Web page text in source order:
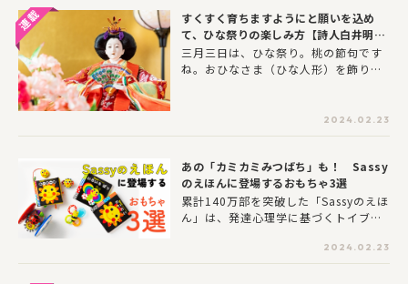
てください。
うちに幕を閉じました。「ヨメルバ」
は、新型車も数多くお披露目されたこ
のイベントを取材。その中からファミ
リー向けの推しキャンピングカー7台を
や、ハイエースといったバンに家具や
ベッドなどを配した「バンコン」をは
で、憧れのキャンピングカーの“今”を
のぞいてみてください！
すくすく育ちますようにと願いを込め
て、ひな祭りの楽しみ方【詩人白井明
大 子どもに教えたい！日本の風習】
三月三日は、ひな祭り。桃の節句です
ね。おひなさま（ひな人形）を飾り、
2024.02.23
あの「カミカミみつばち」も！ Sassy
のえほんに登場するおもちゃ3選
累計140万部を突破した「Sassyのえほ
ん」は、発達心理学に基づくトイブラ
生かしたシリーズ。赤ちゃんがじっと
見つめる色、形、柄・・・そんなSass
2024.02.23